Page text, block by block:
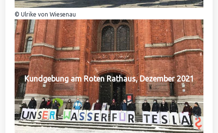
© Ulrike von Wiesenau
Kundgebung am Roten Rathaus, Dezember 2021